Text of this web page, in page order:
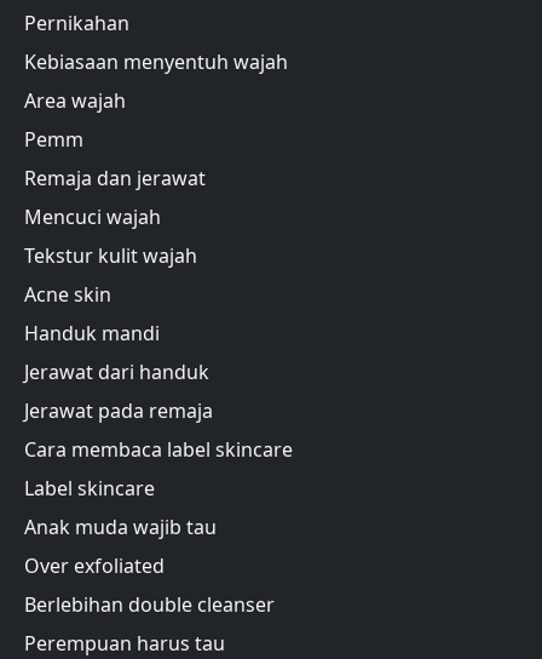
Pernikahan
Kebiasaan menyentuh wajah
Area wajah
Pemm
Remaja dan jerawat
Mencuci wajah
Tekstur kulit wajah
Acne skin
Handuk mandi
Jerawat dari handuk
Jerawat pada remaja
Cara membaca label skincare
Label skincare
Anak muda wajib tau
Over exfoliated
Berlebihan double cleanser
Perempuan harus tau